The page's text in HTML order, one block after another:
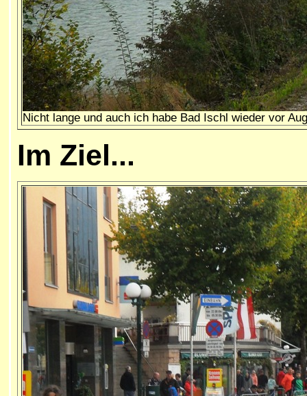
Nicht lange und auch ich habe Bad Ischl wieder vor
Im Ziel...